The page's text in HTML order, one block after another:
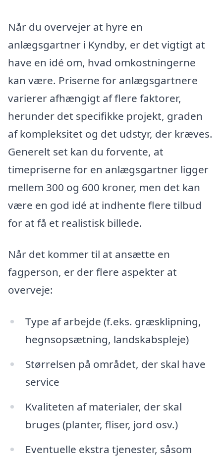
Når du overvejer at hyre en
anlægsgartner i Kyndby, er det vigtigt at
have en idé om, hvad omkostningerne
kan være. Priserne for anlægsgartnere
varierer afhængigt af flere faktorer,
herunder det specifikke projekt, graden
af kompleksitet og det udstyr, der kræves.
Generelt set kan du forvente, at
timepriserne for en anlægsgartner ligger
mellem 300 og 600 kroner, men det kan
være en god idé at indhente flere tilbud
for at få et realistisk billede.
Når det kommer til at ansætte en
fagperson, er der flere aspekter at
overveje:
Type af arbejde (f.eks. græsklipning,
hegnsopsætning, landskabspleje)
Størrelsen på området, der skal have
service
Kvaliteten af materialer, der skal
bruges (planter, fliser, jord osv.)
Eventuelle ekstra tjenester, såsom